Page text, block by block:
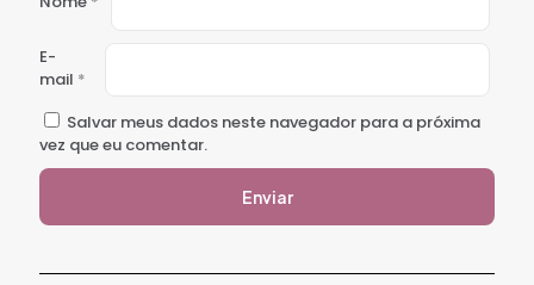
E-
mail *
Salvar meus dados neste navegador para a próxima
vez que eu comentar.